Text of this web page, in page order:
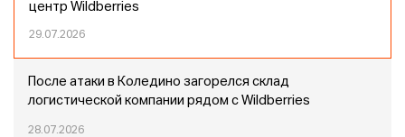
центр Wildberries
29.07.2026
После атаки в Коледино загорелся склад
логистической компании рядом с Wildberries
28.07.2026